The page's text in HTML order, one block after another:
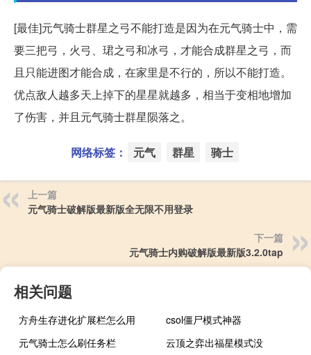
[最佳]元气骑士群星之弓不能打造是因为在元气骑士中，需
要三把弓，火弓、珺之弓和冰弓，才能合成群星之弓，而
且只能进图才能合成，在家里是不行的，所以不能打造。
优点敌人越多天上掉下的星星就越多，相当于变相地增加
了伤害，并且元气骑士群星陨落之。
网络标签： 元气 群星 骑士
上一篇
元气骑士破解版最新版全无限不用登录
下一篇
元气骑士内购破解版最新版3.2.0tap
相关问题
方舟生存进化扩展栏怎么用
csol僵尸模式神器
元气骑士怎么刷任务栏
云顶之弈出福星模式没